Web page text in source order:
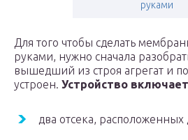
руками
Для того чтобы сделать
руками, нужно сначала
вышедший из строя агрегат и
устроен. Устройство
два отсека, расположенных